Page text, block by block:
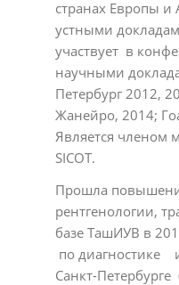
странах Европы
устными
участвует в
научными
Петербург 2012,
Жанейро, 2014;
Является членом
SICOT.
Прошла
рентгенологии,
базе ТашИУВ в
по диагностике
Санкт-Петербурге